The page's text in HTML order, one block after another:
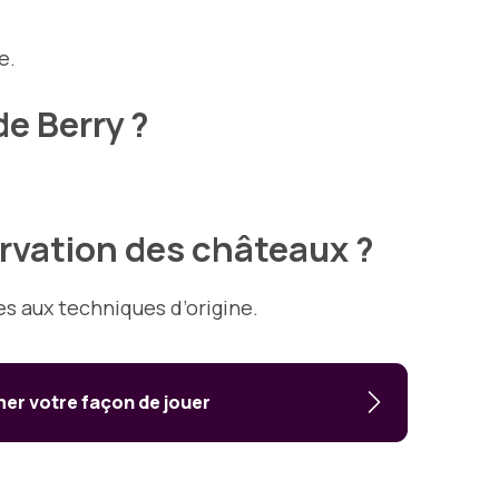
Berry ?
des châteaux ?
aux techniques d’origine.
votre façon de jouer